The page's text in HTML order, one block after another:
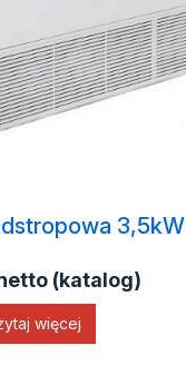
3,5kW
(katalog)
więcej